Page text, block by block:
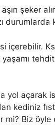
şeker
durumlarda
içerebilir.
yol açarak
kediniz
Biz